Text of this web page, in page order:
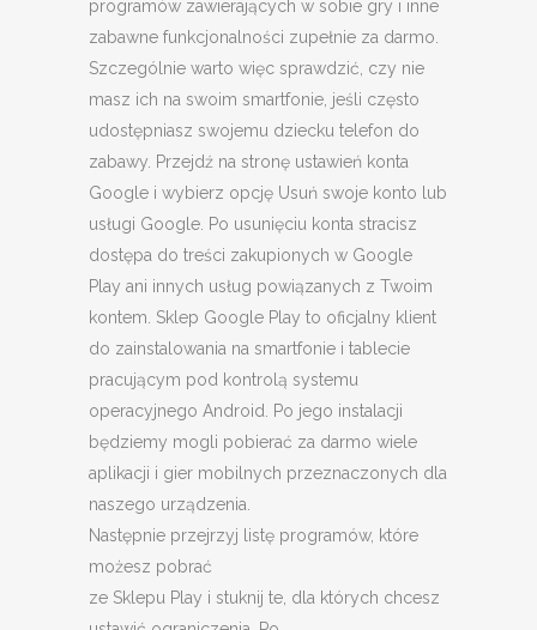
programów zawierających w sobie gry i inne
zabawne funkcjonalności zupełnie za darmo.
Szczególnie warto więc sprawdzić, czy nie
masz ich na swoim smartfonie, jeśli często
udostępniasz swojemu dziecku telefon do
zabawy. Przejdź na stronę ustawień konta
Google i wybierz opcję Usuń swoje konto lub
usługi Google. Po usunięciu konta stracisz
dostępa do treści zakupionych w Google
Play ani innych usług powiązanych z Twoim
kontem. Sklep Google Play to oficjalny klient
do zainstalowania na smartfonie i tablecie
pracującym pod kontrolą systemu
operacyjnego Android. Po jego instalacji
będziemy mogli pobierać za darmo wiele
aplikacji i gier mobilnych przeznaczonych dla
naszego urządzenia.
Następnie przejrzyj listę programów, które
możesz pobrać
ze Sklepu Play i stuknij te, dla których chcesz